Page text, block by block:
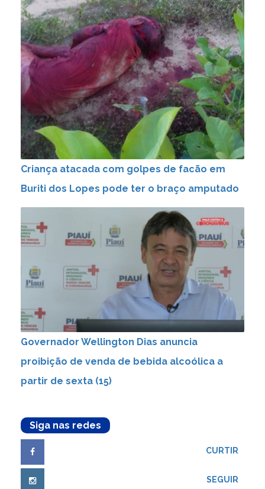
Criança atacada com golpes de facão em
Buriti dos Lopes pode ter o braço amputado
Governador Wellington Dias anuncia
proibição de venda de bebida alcoólica a
partir de sexta (15)
Siga nas redes
CURTIR
SEGUIR